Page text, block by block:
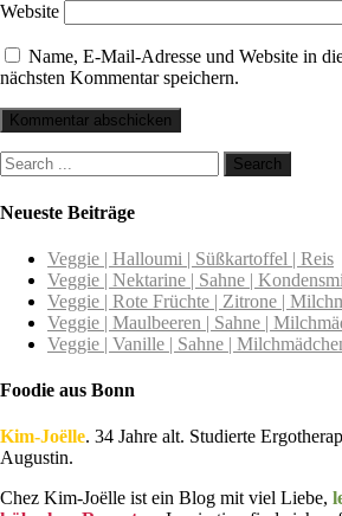
Website
Name, E-Mail-Adresse und Website in
nächsten Kommentar speichern.
Neueste Beiträge
Veggie | Halloumi | Süßkartoffel | Reis
Veggie | Nektarine | Sahne |
Veggie | Rote Früchte | Zitrone |
Veggie | Maulbeeren | Sahne |
Veggie | Vanille | Sahne |
Foodie aus Bonn
Kim-Joëlle. 34 Jahre alt. Studierte
Augustin.
Chez Kim-Joëlle ist ein Blog mit viel Liebe,